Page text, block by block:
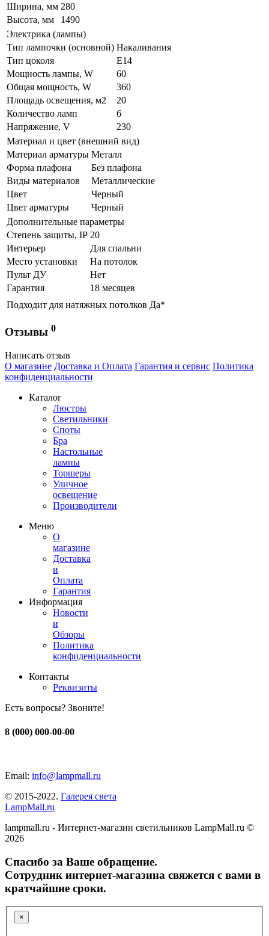
Ширина, мм 280
Высота, мм
1490
Электрика (лампы)
Тип лампочки (основной) Накаливания
Тип цоколя
E14
Мощность лампы, W
60
Общая мощность, W
360
Площадь освещения, м2
20
Количество ламп
6
Напряжение, V
230
Материал и цвет (внешний вид)
Материал арматуры Металл
Форма плафона
Без плафона
Виды материалов
Металлические
Цвет
Черный
Цвет арматуры
Черный
Дополнительные параметры
Степень защиты, IP 20
Интерьер
Для спальни
Место установки
На потолок
Пульт ДУ
Нет
Гарантия
18 месяцев
Подходит для натяжных потолков Да*
Отзывы 0
Написать отзыв
О магазине Доставка и Оплата Гарантия и сервис Политика
конфиденциальности
Каталог
Люстры
Светильники
Споты
Бра
Настольные
лампы
Торшеры
Уличное
освещение
Производители
Меню
О
магазине
Доставка
и
Оплата
Гарантия
Информация
Новости
и
Обзоры
Политика
конфиденциальности
Контакты
Реквизиты
Есть вопросы? Звоните!
8 (000) 000-00-00
Email: info@lampmall.ru
© 2015-2022. Галерея света
LampMall.ru
lampmall.ru - Интернет-магазин светильников LampMall.ru ©
2026
Спасибо за Ваше обращение.
Сотрудник интернет-магазина свяжется с вами в
кратчайшие сроки.
×